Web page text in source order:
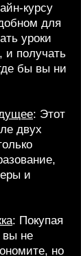
курсу
для
уроки
и получать
бы вы ни
: Этот
двух
и
: Покупая
вы не
но